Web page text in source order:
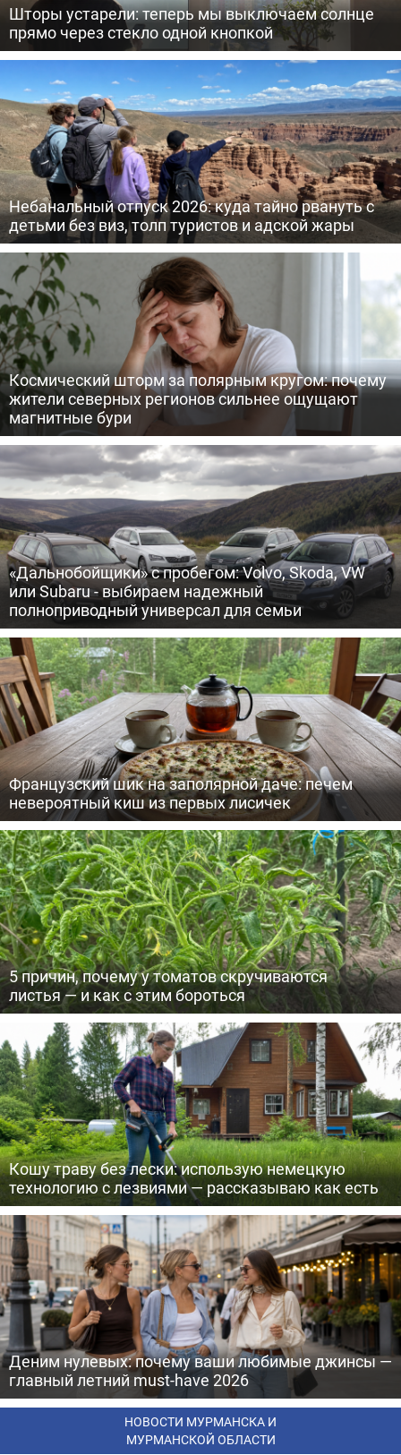
Шторы устарели: теперь мы выключаем солнце
прямо через стекло одной кнопкой
Небанальный отпуск 2026: куда тайно рвануть с
детьми без виз, толп туристов и адской жары
Космический шторм за полярным кругом: почему
жители северных регионов сильнее ощущают
магнитные бури
«Дальнобойщики» с пробегом: Volvo, Skoda, VW
или Subaru - выбираем надежный
полноприводный универсал для семьи
Французский шик на заполярной даче: печем
невероятный киш из первых лисичек
5 причин, почему у томатов скручиваются
листья — и как с этим бороться
Кошу траву без лески: использую немецкую
технологию с лезвиями — рассказываю как есть
Деним нулевых: почему ваши любимые джинсы —
главный летний must-have 2026
НОВОСТИ МУРМАНСКА И
МУРМАНСКОЙ ОБЛАСТИ